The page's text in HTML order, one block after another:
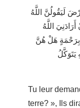
لَيَقُولُنَّ اللَّهُ
اللَّهُ
هَلْ هُنَّ
Tu leur
terre? », Ils